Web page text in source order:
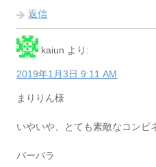
返信
kaiun より:
2019年1月3日 9:11 AM
まりりん様
いやいや、とても素敵なコンビ
バーバラ